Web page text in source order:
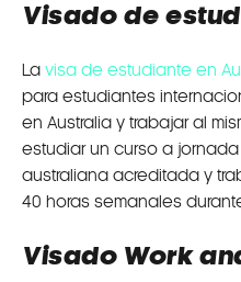
Visado de
La visa de estudiante en
para estudiantes
en Australia y trabajar al
estudiar un curso a
australiana acreditada y
40 horas semanales
Visado Work